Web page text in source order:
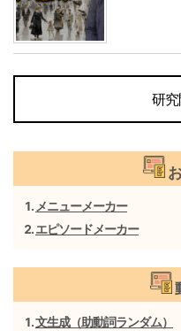
研
メニューメーカー
エピソードメーカー
文生成（助動詞ランダム）